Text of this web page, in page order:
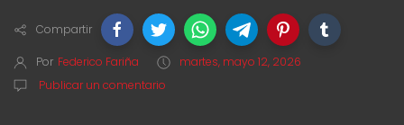
Compartir
Por Federico Fariña
martes, mayo 12, 2026
Publicar un comentario